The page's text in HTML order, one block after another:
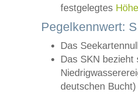
festgelegtes
Pegelkennwert:
Das
Das SKN
deutschen